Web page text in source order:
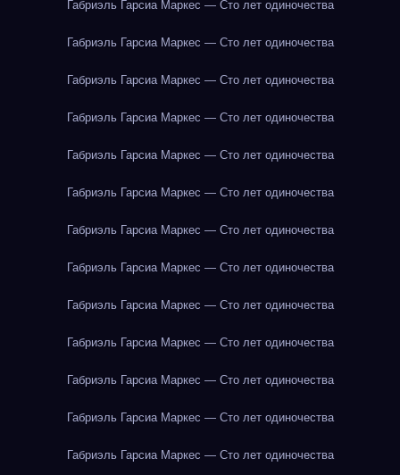
Габриэль Гарсиа Маркес — Сто лет одиночества
Габриэль Гарсиа Маркес — Сто лет одиночества
Габриэль Гарсиа Маркес — Сто лет одиночества
Габриэль Гарсиа Маркес — Сто лет одиночества
Габриэль Гарсиа Маркес — Сто лет одиночества
Габриэль Гарсиа Маркес — Сто лет одиночества
Габриэль Гарсиа Маркес — Сто лет одиночества
Габриэль Гарсиа Маркес — Сто лет одиночества
Габриэль Гарсиа Маркес — Сто лет одиночества
Габриэль Гарсиа Маркес — Сто лет одиночества
Габриэль Гарсиа Маркес — Сто лет одиночества
Габриэль Гарсиа Маркес — Сто лет одиночества
Габриэль Гарсиа Маркес — Сто лет одиночества